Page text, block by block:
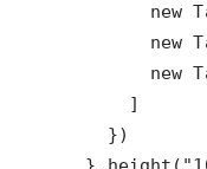
new
new
new